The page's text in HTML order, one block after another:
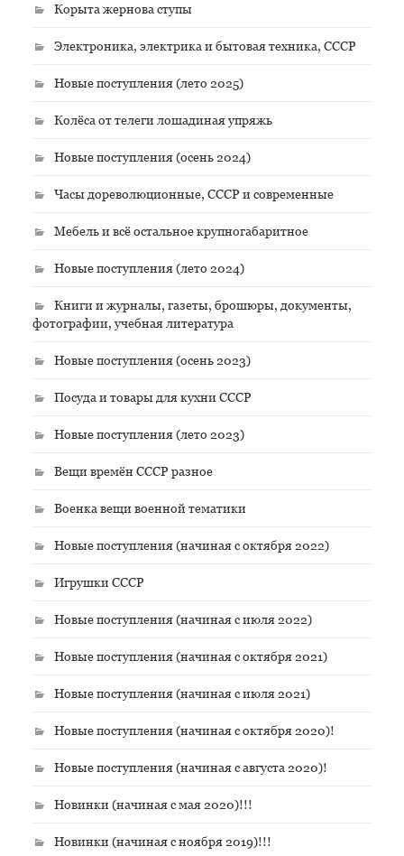
Корыта жернова ступы
Электроника, электрика и бытовая техника, СССР
Новые поступления (лето 2025)
Колёса от телеги лошадиная упряжь
Новые поступления (осень 2024)
Часы дореволюционные, СССР и современные
Мебель и всё остальное крупногабаритное
Новые поступления (лето 2024)
Книги и журналы, газеты, брошюры, документы,
фотографии, учебная литература
Новые поступления (осень 2023)
Посуда и товары для кухни СССР
Новые поступления (лето 2023)
Вещи времён СССР разное
Военка вещи военной тематики
Новые поступления (начиная с октября 2022)
Игрушки СССР
Новые поступления (начиная с июля 2022)
Новые поступления (начиная с октября 2021)
Новые поступления (начиная с июля 2021)
Новые поступления (начиная с октября 2020)!
Новые поступления (начиная с августа 2020)!
Новинки (начиная с мая 2020)!!!
Новинки (начиная с ноября 2019)!!!